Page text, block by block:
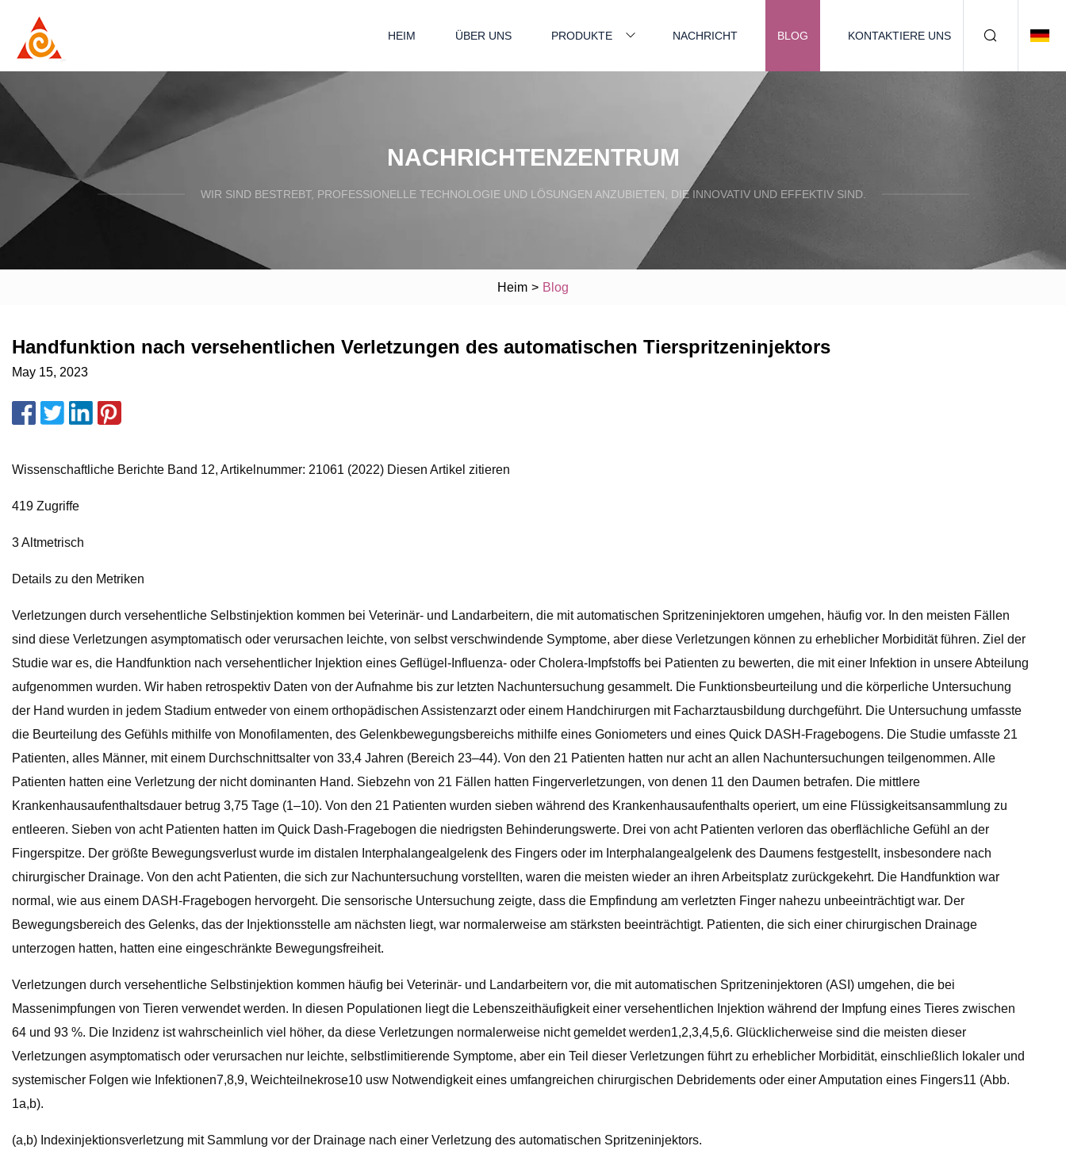
HEIM ÜBER UNS PRODUKTE NACHRICHT BLOG KONTAKTIERE UNS
NACHRICHTENZENTRUM
WIR SIND BESTREBT, PROFESSIONELLE TECHNOLOGIE UND LÖSUNGEN ANZUBIETEN, DIE INNOVATIV UND EFFEKTIV SIND.
Heim > Blog
Handfunktion nach versehentlichen Verletzungen des automatischen Tierspritzeninjektors
May 15, 2023
Wissenschaftliche Berichte Band 12, Artikelnummer: 21061 (2022) Diesen Artikel zitieren
419 Zugriffe
3 Altmetrisch
Details zu den Metriken
Verletzungen durch versehentliche Selbstinjektion kommen bei Veterinär- und Landarbeitern, die mit automatischen Spritzeninjektoren umgehen, häufig vor. In den meisten Fällen
sind diese Verletzungen asymptomatisch oder verursachen leichte, von selbst verschwindende Symptome, aber diese Verletzungen können zu erheblicher Morbidität führen. Ziel der
Studie war es, die Handfunktion nach versehentlicher Injektion eines Geflügel-Influenza- oder Cholera-Impfstoffs bei Patienten zu bewerten, die mit einer Infektion in unsere Abteilung
aufgenommen wurden. Wir haben retrospektiv Daten von der Aufnahme bis zur letzten Nachuntersuchung gesammelt. Die Funktionsbeurteilung und die körperliche Untersuchung
der Hand wurden in jedem Stadium entweder von einem orthopädischen Assistenzarzt oder einem Handchirurgen mit Facharztausbildung durchgeführt. Die Untersuchung umfasste
die Beurteilung des Gefühls mithilfe von Monofilamenten, des Gelenkbewegungsbereichs mithilfe eines Goniometers und eines Quick DASH-Fragebogens. Die Studie umfasste 21
Patienten, alles Männer, mit einem Durchschnittsalter von 33,4 Jahren (Bereich 23–44). Von den 21 Patienten hatten nur acht an allen Nachuntersuchungen teilgenommen. Alle
Patienten hatten eine Verletzung der nicht dominanten Hand. Siebzehn von 21 Fällen hatten Fingerverletzungen, von denen 11 den Daumen betrafen. Die mittlere
Krankenhausaufenthaltsdauer betrug 3,75 Tage (1–10). Von den 21 Patienten wurden sieben während des Krankenhausaufenthalts operiert, um eine Flüssigkeitsansammlung zu
entleeren. Sieben von acht Patienten hatten im Quick Dash-Fragebogen die niedrigsten Behinderungswerte. Drei von acht Patienten verloren das oberflächliche Gefühl an der
Fingerspitze. Der größte Bewegungsverlust wurde im distalen Interphalangealgelenk des Fingers oder im Interphalangealgelenk des Daumens festgestellt, insbesondere nach
chirurgischer Drainage. Von den acht Patienten, die sich zur Nachuntersuchung vorstellten, waren die meisten wieder an ihren Arbeitsplatz zurückgekehrt. Die Handfunktion war
normal, wie aus einem DASH-Fragebogen hervorgeht. Die sensorische Untersuchung zeigte, dass die Empfindung am verletzten Finger nahezu unbeeinträchtigt war. Der
Bewegungsbereich des Gelenks, das der Injektionsstelle am nächsten liegt, war normalerweise am stärksten beeinträchtigt. Patienten, die sich einer chirurgischen Drainage
unterzogen hatten, hatten eine eingeschränkte Bewegungsfreiheit.
Verletzungen durch versehentliche Selbstinjektion kommen häufig bei Veterinär- und Landarbeitern vor, die mit automatischen Spritzeninjektoren (ASI) umgehen, die bei
Massenimpfungen von Tieren verwendet werden. In diesen Populationen liegt die Lebenszeithäufigkeit einer versehentlichen Injektion während der Impfung eines Tieres zwischen
64 und 93 %. Die Inzidenz ist wahrscheinlich viel höher, da diese Verletzungen normalerweise nicht gemeldet werden1,2,3,4,5,6. Glücklicherweise sind die meisten dieser
Verletzungen asymptomatisch oder verursachen nur leichte, selbstlimitierende Symptome, aber ein Teil dieser Verletzungen führt zu erheblicher Morbidität, einschließlich lokaler und
systemischer Folgen wie Infektionen7,8,9, Weichteilnekrose10 usw Notwendigkeit eines umfangreichen chirurgischen Debridements oder einer Amputation eines Fingers11 (Abb.
1a,b).
(a,b) Indexinjektionsverletzung mit Sammlung vor der Drainage nach einer Verletzung des automatischen Spritzeninjektors.